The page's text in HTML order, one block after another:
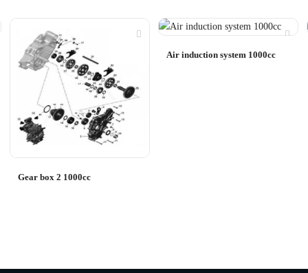
Gear box 2 1000cc
Air induction system 1000cc